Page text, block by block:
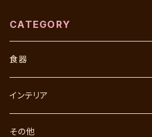
CATEGORY
食器
飯碗
湯呑
インテリア
花瓶
その他